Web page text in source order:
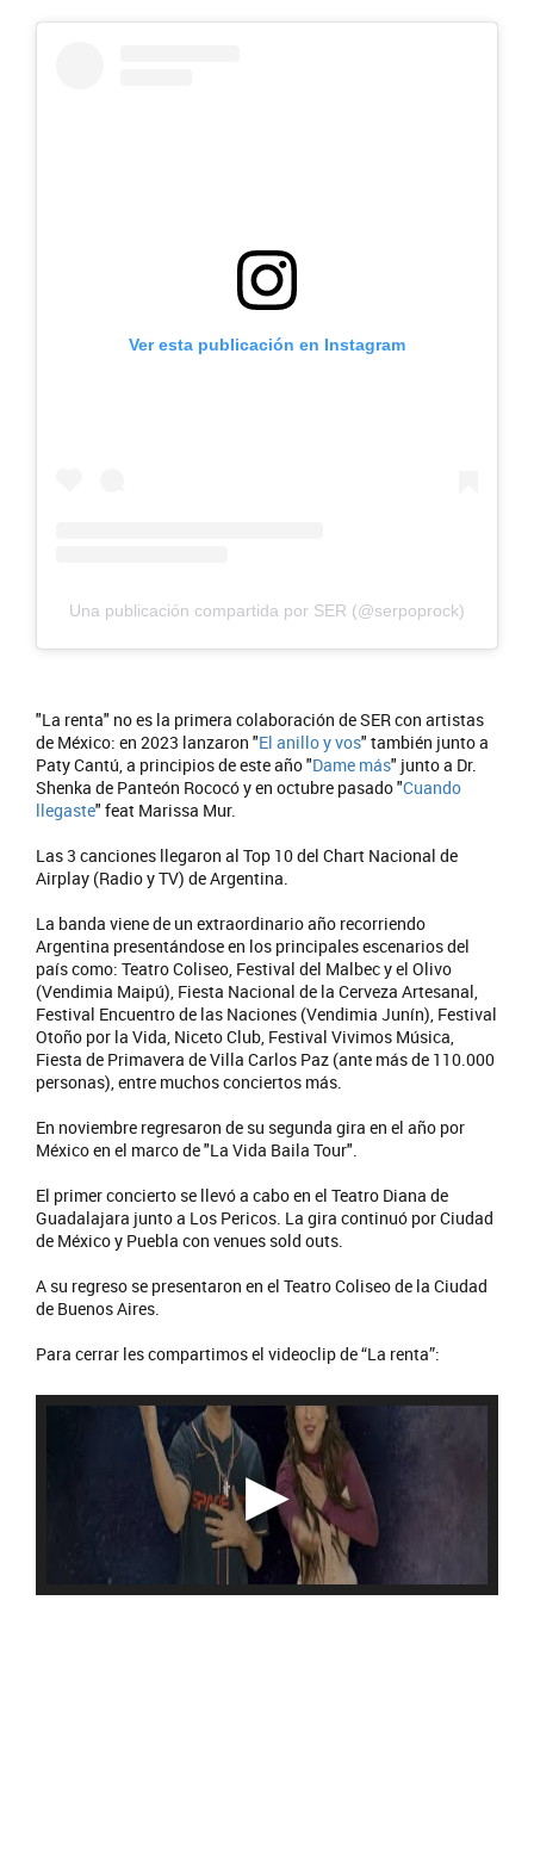
Ver esta publicación en Instagram
Una publicación compartida por SER (@serpoprock)
"La renta" no es la primera colaboración de SER con artistas
de México: en 2023 lanzaron "El anillo y vos" también junto a
Paty Cantú, a principios de este año "Dame más" junto a Dr.
Shenka de Panteón Rococó y en octubre pasado "Cuando
llegaste" feat Marissa Mur.
Las 3 canciones llegaron al Top 10 del Chart Nacional de
Airplay (Radio y TV) de Argentina.
La banda viene de un extraordinario año recorriendo
Argentina presentándose en los principales escenarios del
país como: Teatro Coliseo, Festival del Malbec y el Olivo
(Vendimia Maipú), Fiesta Nacional de la Cerveza Artesanal,
Festival Encuentro de las Naciones (Vendimia Junín), Festival
Otoño por la Vida, Niceto Club, Festival Vivimos Música,
Fiesta de Primavera de Villa Carlos Paz (ante más de 110.000
personas), entre muchos conciertos más.
En noviembre regresaron de su segunda gira en el año por
México en el marco de "La Vida Baila Tour".
El primer concierto se llevó a cabo en el Teatro Diana de
Guadalajara junto a Los Pericos. La gira continuó por Ciudad
de México y Puebla con venues sold outs.
A su regreso se presentaron en el Teatro Coliseo de la Ciudad
de Buenos Aires.
Para cerrar les compartimos el videoclip de “La renta”: